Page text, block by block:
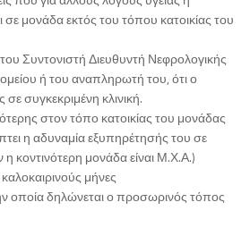
σε μονάδα εκτός του τόπου κατοικίας του
Συντονιστή Διευθυντή Νεφρολογικής
ή του αναπληρωτή του, ότι ο
συγκεκριμένη κλινική.
στον τόπο κατοικίας του μονάδας
η αδυναμία εξυπηρέτησής του σε
η κοντινότερη μονάδα είναι Μ.Χ.Α.)
μήνες
δηλώνεται ο προσωρινός τόπος